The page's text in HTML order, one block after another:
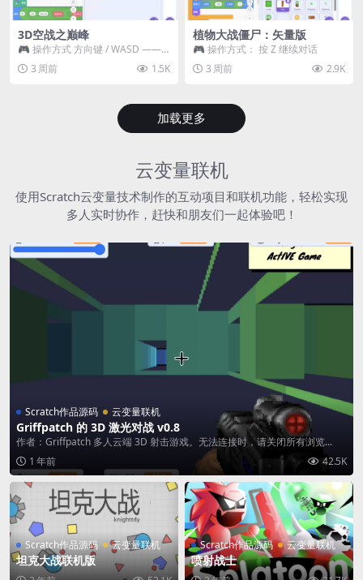
3D空战之巅峰
🎮 操作方式 方向键 / WASD ——
移动 Z / K —— 射击 / 攻击...
3 周前 1.5K
植物大战僵尸：矢量版
🎮 操作方式： 按 Z 继续对话
3 周前
2.9K
加载更多
云变量联机
使用Scratch云变量技术制作的互动项目和联机功能，轻松实现
多人实时协作，赶快和朋友们一起体验吧！
Scratch作品源码 云变量联机
Griffpatch 的 3D 激光对战 v0.8
作者：Griffpatch 多人云端 3D 射击游戏。无法连接时，请关闭所有浏览...
1 年前
42.5K
Scratch作品源码 云变量联机
坦克大战联机版
Scratch作品源码 云变量联机
喷射战士